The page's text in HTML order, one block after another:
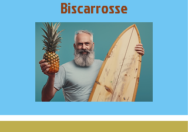
Biscarrosse